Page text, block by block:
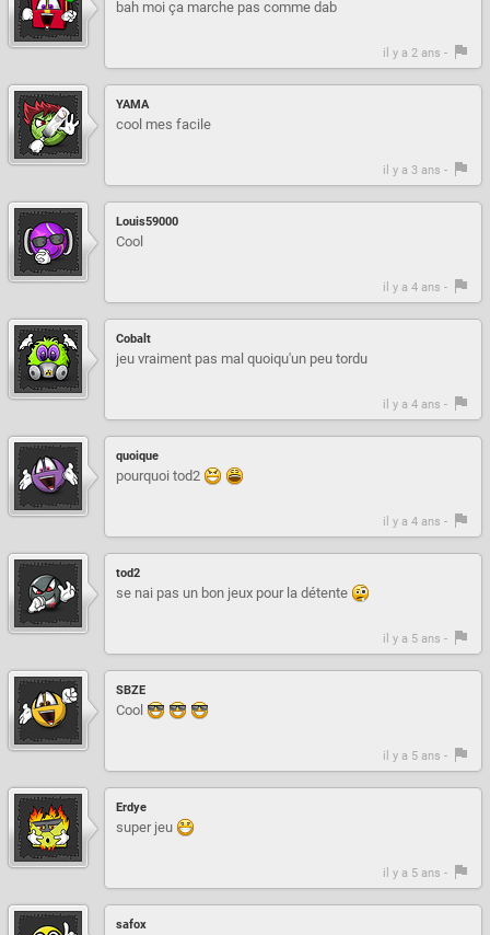
bah moi ça marche pas comme dab
il y a 2 ans -
YAMA
cool mes facile
il y a 3 ans -
Louis59000
Cool
il y a 4 ans -
Cobalt
jeu vraiment pas mal quoiqu'un peu tordu
il y a 4 ans -
quoique
pourquoi tod2
il y a 4 ans -
tod2
se nai pas un bon jeux pour la détente
il y a 5 ans -
SBZE
Cool
il y a 5 ans -
Erdye
super jeu
il y a 5 ans -
safox